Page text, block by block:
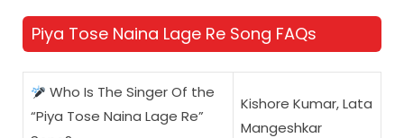
Piya Tose Naina Lage Re Song FAQs
Who Is The Singer Of the
“Piya Tose Naina Lage Re”
Kishore Kumar, Lata
Mangeshkar